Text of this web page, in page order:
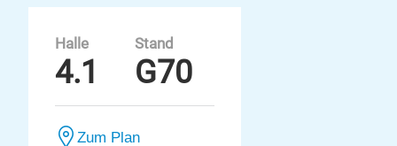
Halle
4.1
Stand
G70
Zum Plan